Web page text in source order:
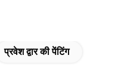
प्रवेश द्वार की पेंटिंग